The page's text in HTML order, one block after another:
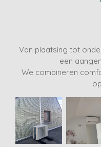
Van plaatsing tot
een
We combineren